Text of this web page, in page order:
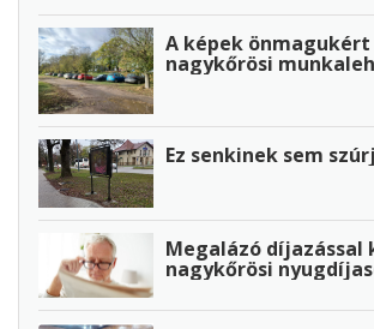
A képek önmagukért
nagykőrösi
Ez senkinek sem
Megalázó díjazással
nagykőrösi